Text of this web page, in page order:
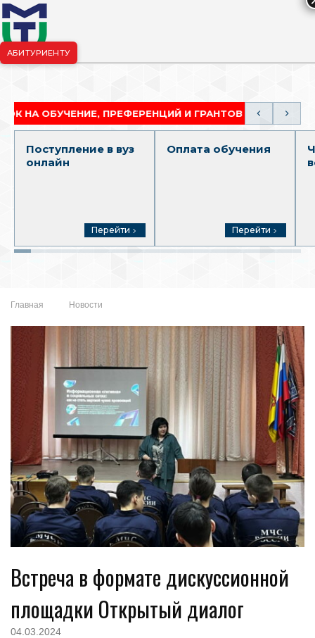
АБИТУРИЕНТУ
ПРЕФЕРЕНЦИЙ И ГРАНТОВ
Поступление в вуз
онлайн
Перейти
Оплата обучения
Перейти
Главная Новости
Встреча в формате дискуссионной
площадки Открытый диалог
04.03.2024